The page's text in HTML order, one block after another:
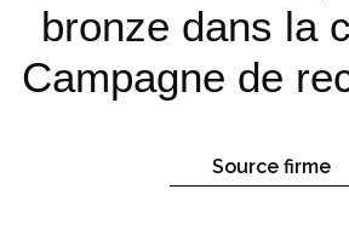
bronze dans la
Campagne de
Source firme